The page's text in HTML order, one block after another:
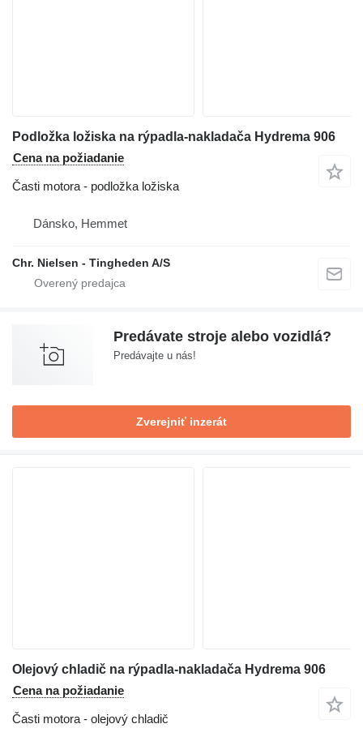
Podložka ložiska na rýpadla-nakladača Hydrema 906
Cena na požiadanie
Časti motora - podložka ložiska
Dánsko, Hemmet
Chr. Nielsen - Tingheden A/S
Predávate stroje alebo vozidlá?
Predávajte u nás!
Zverejniť inzerát
Olejový chladič na rýpadla-nakladača Hydrema 906
Cena na požiadanie
Časti motora - olejový chladič